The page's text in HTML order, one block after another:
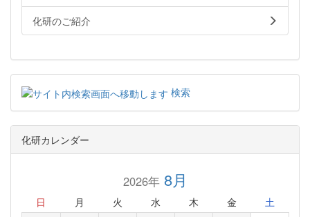
化研のご紹介
検索
化研カレンダー
2026年8月
日 月 火 水 木 金 土